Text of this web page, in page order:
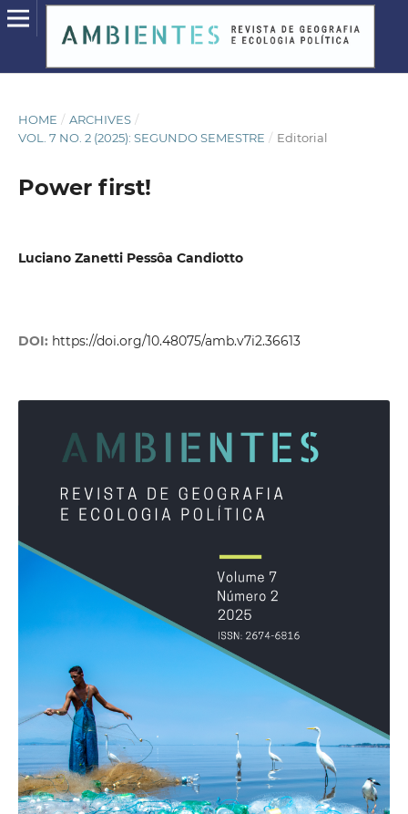
HOME / ARCHIVES /
VOL. 7 NO. 2 (2025): SEGUNDO SEMESTRE / Editorial
Power first!
Luciano Zanetti Pessôa Candiotto
DOI: https://doi.org/10.48075/amb.v7i2.36613